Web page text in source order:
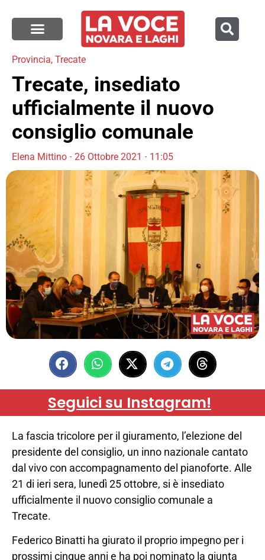
Provincia, Trecate
Trecate, insediato
ufficialmente il nuovo
consiglio comunale
Elena Mittino 26 Ottobre 2021 11:05
Seguici su Instagram!
La fascia tricolore per il giuramento, l’elezione del
presidente del consiglio, un inno nazionale cantato
dal vivo con accompagnamento del pianoforte. Alle
21 di ieri sera, lunedì 25 ottobre, si è insediato
ufficialmente il nuovo consiglio comunale a
Trecate.
Federico Binatti ha giurato il proprio impegno per i
prossimi cinque anni e ha poi nominato la giunta